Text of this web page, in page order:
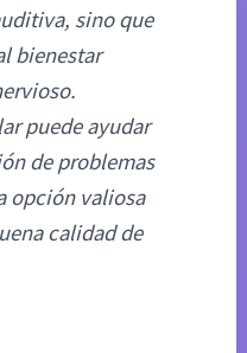
sino que
bienestar
puede ayudar
de problemas
opción valiosa
calidad de